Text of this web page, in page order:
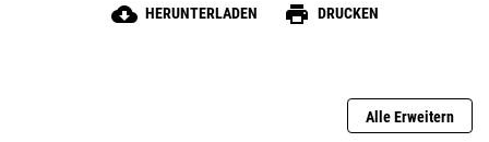
cloud_download HERUNTERLADEN print DRUCKEN
Alle Erweitern